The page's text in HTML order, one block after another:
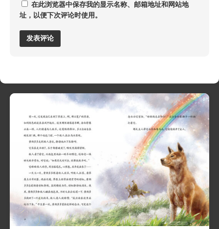
在此浏览器中保存我的显示名称、邮箱地址和网站地
址，以便下次评论时使用。